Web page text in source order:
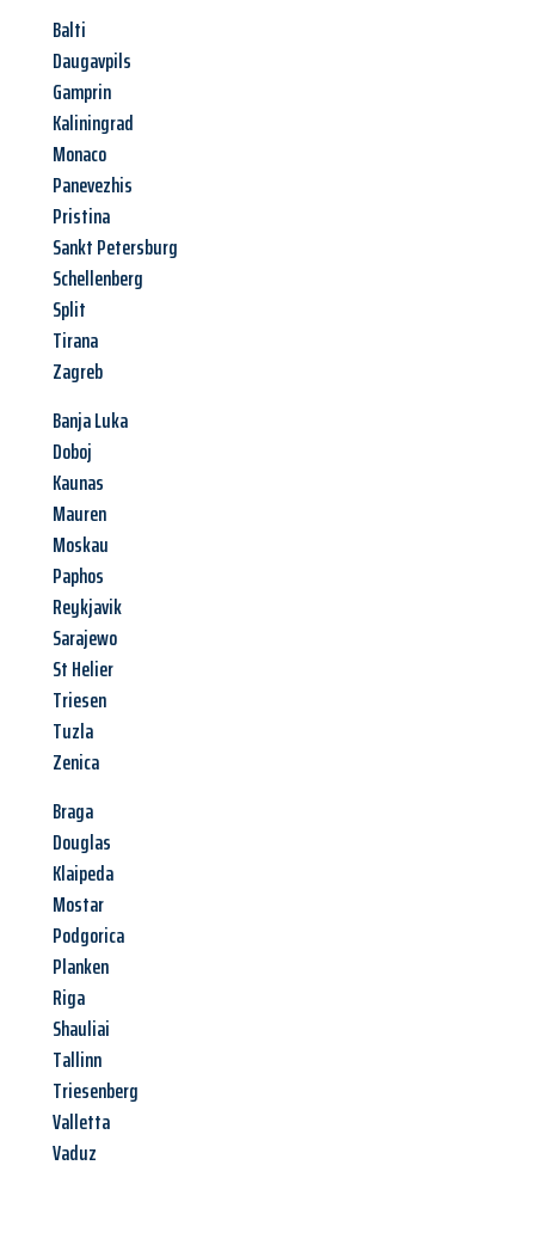
Balti
Daugavpils
Gamprin
Kaliningrad
Monaco
Panevezhis
Pristina
Sankt Petersburg
Schellenberg
Split
Tirana
Zagreb
Banja Luka
Doboj
Kaunas
Mauren
Moskau
Paphos
Reykjavik
Sarajewo
St Helier
Triesen
Tuzla
Zenica
Braga
Douglas
Klaipeda
Mostar
Podgorica
Planken
Riga
Shauliai
Tallinn
Triesenberg
Valletta
Vaduz